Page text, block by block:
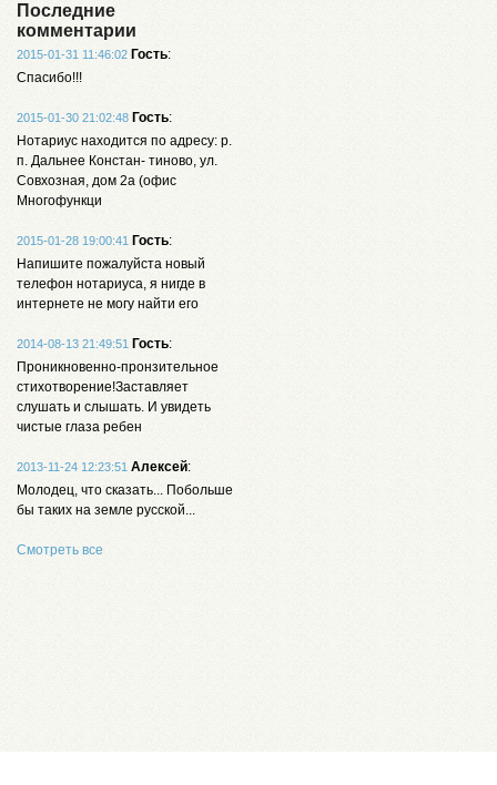
Последние
комментарии
2015-01-31 11:46:02 Гость:
Спасибо!!!
2015-01-30 21:02:48 Гость:
Нотариус находится по адресу: р.
п. Дальнее Констан- тиново, ул.
Совхозная, дом 2а (офис
Многофункци
2015-01-28 19:00:41 Гость:
Напишите пожалуйста новый
телефон нотариуса, я нигде в
интернете не могу найти его
2014-08-13 21:49:51 Гость:
Проникновенно-пронзительное
стихотворение!Заставляет
слушать и слышать. И увидеть
чистые глаза ребен
2013-11-24 12:23:51 Алексей:
Молодец, что сказать... Побольше
бы таких на земле русской...
Смотреть все